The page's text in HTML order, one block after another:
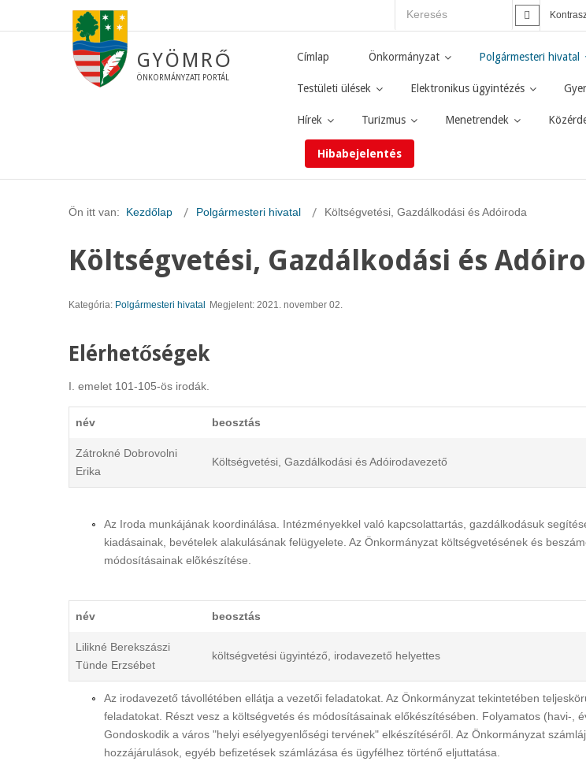
GYÖMRŐ
ÖNKORMÁNYZATI PORTÁL
Címlap Önkormányzat Polgármesteri hivatal
Testületi ülések Elektronikus ügyintézés
Hírek Turizmus Menetrendek
Hibabejelentés
Ön itt van: Kezdőlap Polgármesteri hivatal Költségvetési, Gazdálkodási és Adóiroda
Költségvetési, Gazdálkodási és
Kategória: Polgármesteri hivatal Megjelent: 2021. november 02.
Elérhetőségek
I. emelet 101-105-ös irodák.
név beosztás
Zátrokné Dobrovolni
Erika
Költségvetési, Gazdálkodási és Adóirodavezető
Az Iroda munkájának koordinálása. Intézményekkel való kapcsolattartás, gazdálkodásuk
kiadásainak, bevételek alakulásának felügyelete. Az Önkormányzat költségvetésének és
módosításainak elõkészítése.
név beosztás
Lilikné Berekszászi
Tünde Erzsébet
költségvetési ügyintéző, irodavezető helyettes
Az irodavezető távollétében ellátja a vezetői feladatokat. Az Önkormányzat tekintetében
feladatokat. Részt vesz a költségvetés és módosításainak előkészítésében. Folyamatos (havi-,
Gondoskodik a város "helyi esélyegyenlőségi tervének" elkészítéséről. Az Önkormányzat
hozzájárulások, egyéb befizetések számlázása és ügyfélhez történő eljuttatása.